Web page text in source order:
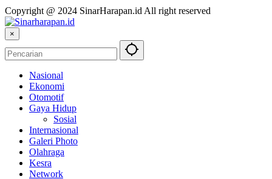
Copyright @ 2024 SinarHarapan.id All right reserved
×
Nasional
Ekonomi
Otomotif
Gaya Hidup
Sosial
Internasional
Galeri Photo
Olahraga
Kesra
Network